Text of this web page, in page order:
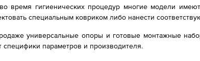
время гигиенических процедур многие модели
специальным ковриком либо нанести
универсальные опоры и готовые монтажные
специфики параметров и производителя.